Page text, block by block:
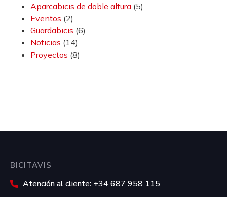
Aparcabicis de doble altura (5)
Eventos (2)
Guardabicis (6)
Noticias (14)
Proyectos (8)
BICITAVIS
Atención al cliente: +34 687 958 115